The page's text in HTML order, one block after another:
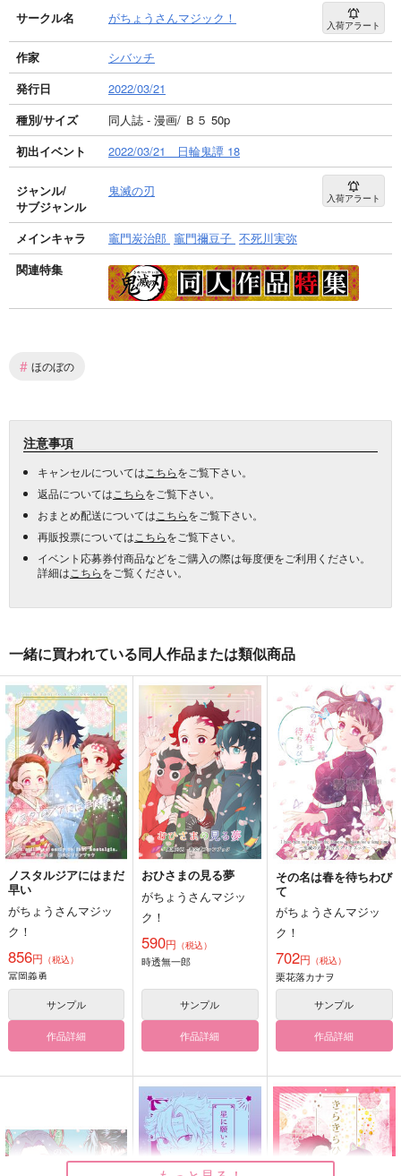
サークル名 がちょうさんマジック！ 入荷アラート
作家
シバッチ
発行日
2022/03/21
種別/サイズ
同人誌 - 漫画/ Ｂ５ 50p
初出イベント
2022/03/21 日輪鬼譚 18
ジャンル/
サブジャンル
鬼滅の刃 入荷アラート
メインキャラ 竈門炭治郎 竈門禰豆子 不死川実弥
関連特集
# ほのぼの
注意事項
キャンセルについては こちらをご覧下さい。
返品については こちらをご覧下さい。
おまとめ配送については こちらをご覧下さい。
再販投票については こちらをご覧下さい。
イベント応募券付商品などをご購入の際は毎度便をご利用ください。
詳細は こちらをご覧ください。
一緒に買われている同人作品または類似商品
ノスタルジアにはまだ
早い
がちょうさんマジッ
ク！
856円 （税込）
冨岡義勇
サンプル
作品詳細
おひさまの見る夢
がちょうさんマジッ
ク！
590円 （税込）
時透無一郎
サンプル
作品詳細
その名は春を待ちわび
て
がちょうさんマジッ
ク！
702円 （税込）
栗花落カナヲ
サンプル
作品詳細